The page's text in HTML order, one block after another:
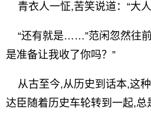
青衣人一怔,苦笑说道：“大
“还有就是……”范闲忽然往前
是准备让我收了你吗？”
从古至今,从历史到话本,这
达臣随着历史车轮转到一起,总